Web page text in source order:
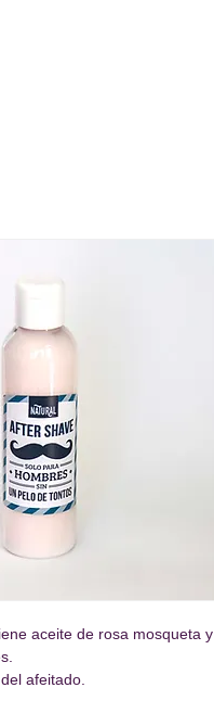
aceite de rosa mosqueta
afeitado.